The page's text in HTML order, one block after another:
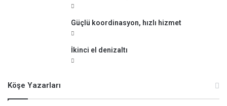
Güçlü koordinasyon, hızlı hizmet
İkinci el denizaltı
Köşe Yazarları